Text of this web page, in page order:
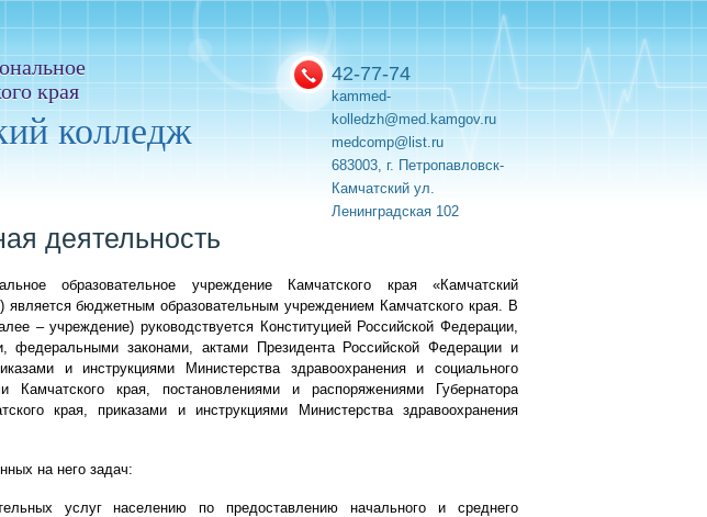
края
колледж
42-77-74
kammed-
kolledzh@med.kamgov.ru
medcomp@list.ru
683003, г. Петропавловск-
Камчатский ул.
Ленинградская 102
деятельность
образовательное учреждение Камчатского края «Камчатский
бюджетным образовательным учреждением Камчатского края. В
– учреждение) руководствуется Конституцией Российской Федерации,
федеральными законами, актами Президента Российской Федерации и
и инструкциями Министерства здравоохранения и социального
Камчатского края, постановлениями и распоряжениями Губернатора
края, приказами и инструкциями Министерства здравоохранения
на него задач:
услуг населению по предоставлению начального и среднего